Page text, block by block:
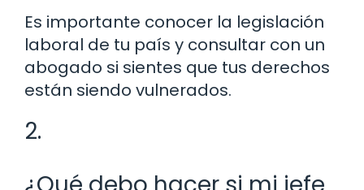
Es importante conocer la legislación
laboral de tu país y consultar con un
abogado si sientes que tus derechos
están siendo vulnerados.
2.